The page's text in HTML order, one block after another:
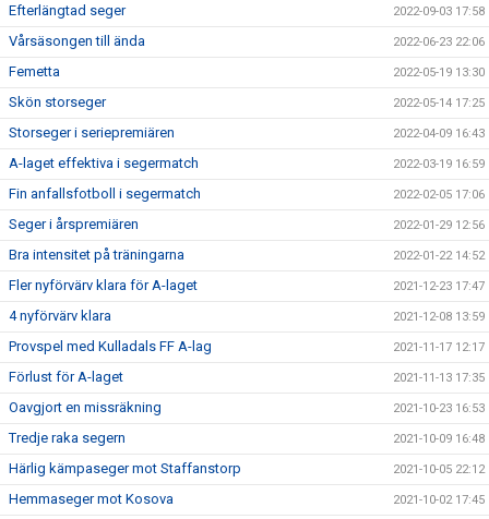
Efterlängtad seger 2022-09-03 17:58
Vårsäsongen till ända 2022-06-23 22:06
Femetta 2022-05-19 13:30
Skön storseger 2022-05-14 17:25
Storseger i seriepremiären 2022-04-09 16:43
A-laget effektiva i segermatch 2022-03-19 16:59
Fin anfallsfotboll i segermatch 2022-02-05 17:06
Seger i årspremiären 2022-01-29 12:56
Bra intensitet på träningarna 2022-01-22 14:52
Fler nyförvärv klara för A-laget 2021-12-23 17:47
4 nyförvärv klara 2021-12-08 13:59
Provspel med Kulladals FF A-lag 2021-11-17 12:17
Förlust för A-laget 2021-11-13 17:35
Oavgjort en missräkning 2021-10-23 16:53
Tredje raka segern 2021-10-09 16:48
Härlig kämpaseger mot Staffanstorp 2021-10-05 22:12
Hemmaseger mot Kosova 2021-10-02 17:45